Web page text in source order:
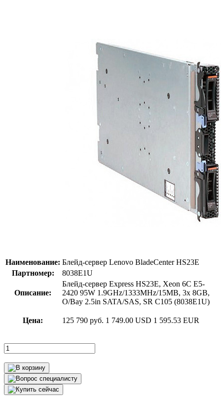
Наименование: Блейд-сервер Lenovo BladeCenter HS23E
Партномер:
8038E1U
Описание:
Блейд-сервер Express HS23E, Xeon 6C E5-
2420 95W 1.9GHz/1333MHz/15MB, 3x 8GB,
O/Bay 2.5in SATA/SAS, SR C105 (8038E1U)
Цена: 125 790 руб. 1 749.00 USD 1 595.53 EUR